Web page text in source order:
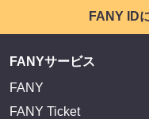
FANY ID
FANYサービス
FANY
FANY Ticket